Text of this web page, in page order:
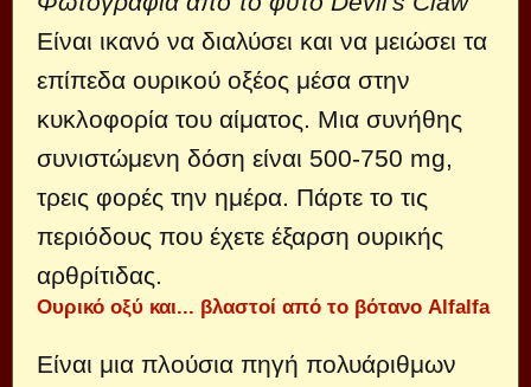
Είναι ικανό να διαλύσει και να μειώσει τα
επίπεδα ουρικού οξέος μέσα στην
κυκλοφορία του αίματος. Μια συνήθης
συνιστώμενη δόση είναι 500-750 mg,
τρεις φορές την ημέρα. Πάρτε το τις
περιόδους που έχετε έξαρση ουρικής
αρθρίτιδας.
Ουρικό οξύ και... βλαστοί από το βότανο Alfalfa
Είναι μια πλούσια πηγή πολυάριθμων